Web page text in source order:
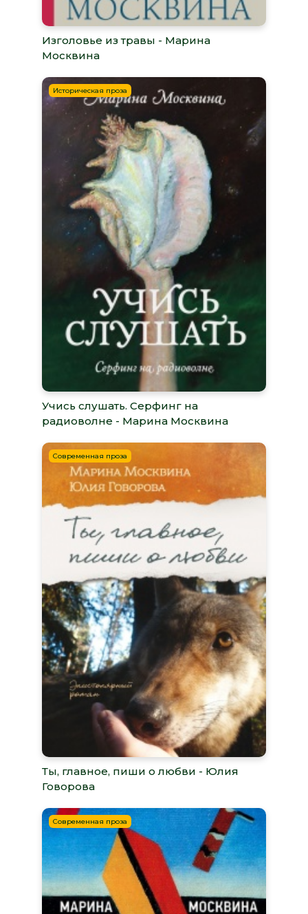
Изголовье из травы - Марина
Москвина
Историческая проза
Учись слушать. Серфинг на
радиоволне - Марина Москвина
Современная проза
Ты, главное, пиши о любви - Юлия
Говорова
Современная проза